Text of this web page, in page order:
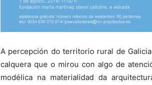
A percepción do territorio rural de
calquera que o mirou con algo de
modélica na materialidad da